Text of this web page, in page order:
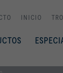
INICIO